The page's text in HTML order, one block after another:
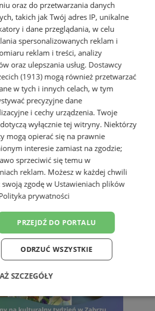
oraz do przetwarzania danych
takich jak Twój adres IP, unikalne
i dane przeglądania, w celu
spersonalizowanych reklam i
reklam i treści, analizy
oraz ulepszania usług. Dostawcy
(1913)mogą również przetwarzać
w tych i innych celach, w tym
precyzyjne dane
i cechy urządzenia. Twoje
wyłącznie tej witryny. Niektórzy
mogą opierać się na prawnie
interesie zamiast na zgodzie;
sprzeciwić się temu w
reklam. Możesz w każdej chwili
zgodę w Ustawieniach plików
prywatności
PRZEJDŹ DO PORTALU
ODRZUĆ WSZYSTKIE
SZCZEGÓŁY
Wydajność Targetowanie